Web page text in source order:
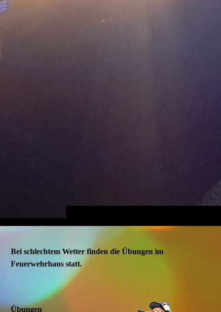
Bei schlechtem Wetter finden die Übungen im
Feuerwehrhaus statt.
Übungen